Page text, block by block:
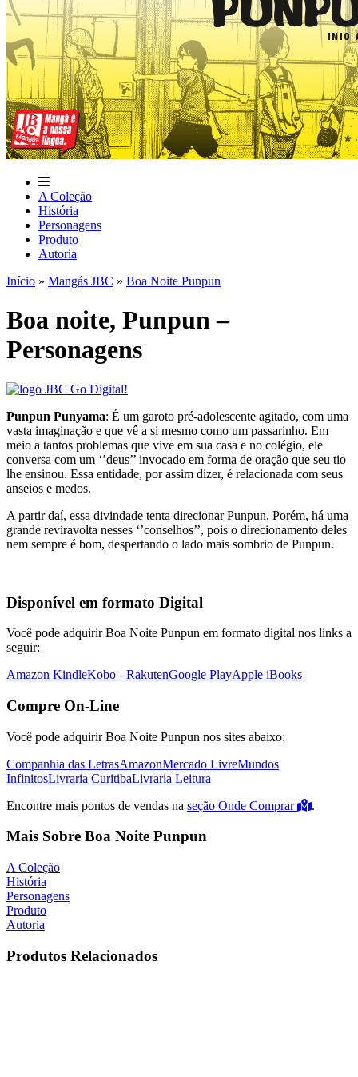
A Coleção
História
Personagens
Produto
Autoria
Início » Mangás JBC » Boa Noite Punpun
Boa noite, Punpun –
Personagens
Punpun Punyama: É um garoto pré-adolescente agitado, com uma
vasta imaginação e que vê a si mesmo como um passarinho. Em
meio a tantos problemas que vive em sua casa e no colégio, ele
conversa com um ‘’deus’’ invocado em forma de oração que seu tio
lhe ensinou. Essa entidade, por assim dizer, é relacionada com seus
anseios e medos.
A partir daí, essa divindade tenta direcionar Punpun. Porém, há uma
grande reviravolta nesses ‘’conselhos’’, pois o direcionamento deles
nem sempre é bom, despertando o lado mais sombrio de Punpun.
Disponível em formato Digital
Você pode adquirir Boa Noite Punpun em formato digital nos links a
seguir:
Amazon KindleKobo - RakutenGoogle PlayApple iBooks
Compre On-Line
Você pode adquirir Boa Noite Punpun nos sites abaixo:
Companhia das LetrasAmazonMercado LivreMundos
InfinitosLivraria CuritibaLivraria Leitura
Encontre mais pontos de vendas na seção Onde Comprar .
Mais Sobre Boa Noite Punpun
A Coleção
História
Personagens
Produto
Autoria
Produtos Relacionados